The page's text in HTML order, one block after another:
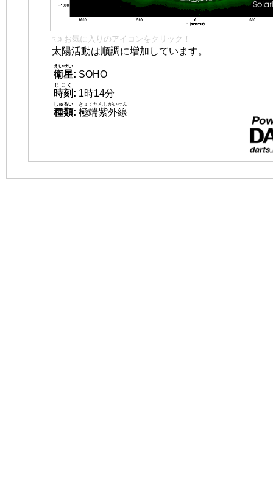
👈 お気に入りのアイコンをクリック！
太陽活動は順調に増加しています。
衛星
えいせい
: SOHO
時刻
じこく
: 1時14分
種類
しゅるい
: 極端紫外線
きょくたんしがいせん